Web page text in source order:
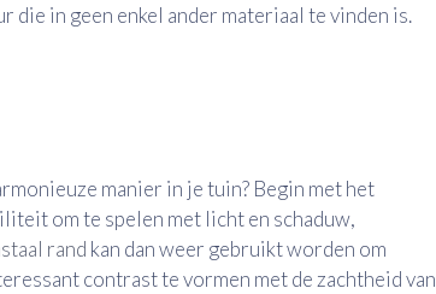
in geen enkel ander materiaal te vinden is.
manier in je tuin? Begin met het
om te spelen met licht en schaduw,
rand kan dan weer gebruikt worden om
contrast te vormen met de zachtheid van